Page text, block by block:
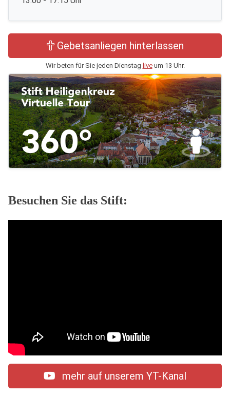
Gebetsanliegen hinterlassen
Wir beten für Sie jeden Dienstag liveum 13 Uhr.
Besuchen Sie das Stift:
mehr auf unserem YT-Kanal